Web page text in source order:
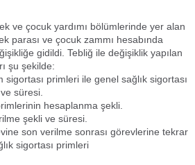
ve çocuk yardımı bölümlerinde yer alan
parası ve çocuk zammı hesabında
gidildi. Tebliğ ile değişiklik yapılan
şu şekilde:
sigortası primleri ile genel sağlık sigortası
süresi.
hesaplanma şekli.
şekli ve süresi.
son verilme sonrası görevlerine tekrar
sigortası primleri